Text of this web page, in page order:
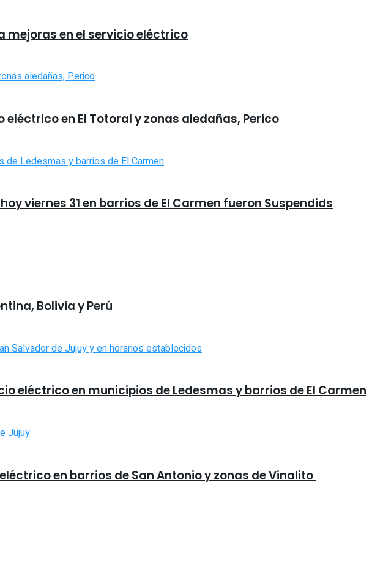
mejoras en el servicio eléctrico
en El Totoral y zonas aledañas, Perico
viernes 31 en barrios de El Carmen fueron Suspendids
Bolivia y Perú
eléctrico en municipios de Ledesmas y barrios de El Carmen
en barrios de San Antonio y zonas de Vinalito